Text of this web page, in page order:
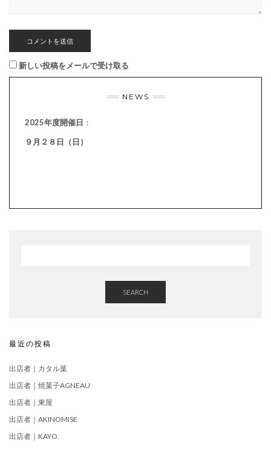
新しい投稿をメールで受け取る
NEWS
2025年度開催日 ：
９月２８日（日）
SEARCH
最近の投稿
出店者｜カタル葉
出店者｜焼菓子AGNEAU
出店者｜東屋
出店者｜AKINOMISE
出店者｜KAYO.